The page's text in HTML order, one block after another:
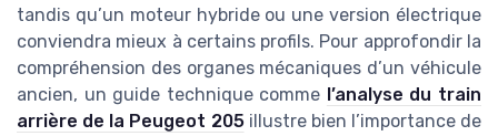
tandis qu’un moteur hybride ou une version électrique
conviendra mieux à certains profils. Pour approfondir la
compréhension des organes mécaniques d’un véhicule
ancien, un guide technique comme l’analyse du train
arrière de la Peugeot 205illustre bien l’importance de